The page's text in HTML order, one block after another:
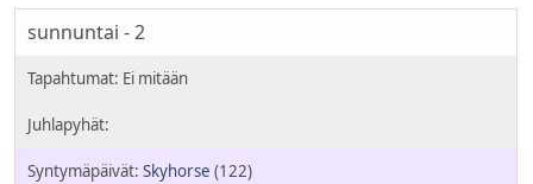
sunnuntai - 2
Skyhorse (122)